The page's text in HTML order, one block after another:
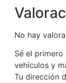
No hay
Sé el primero
vehículos y
Tu dirección